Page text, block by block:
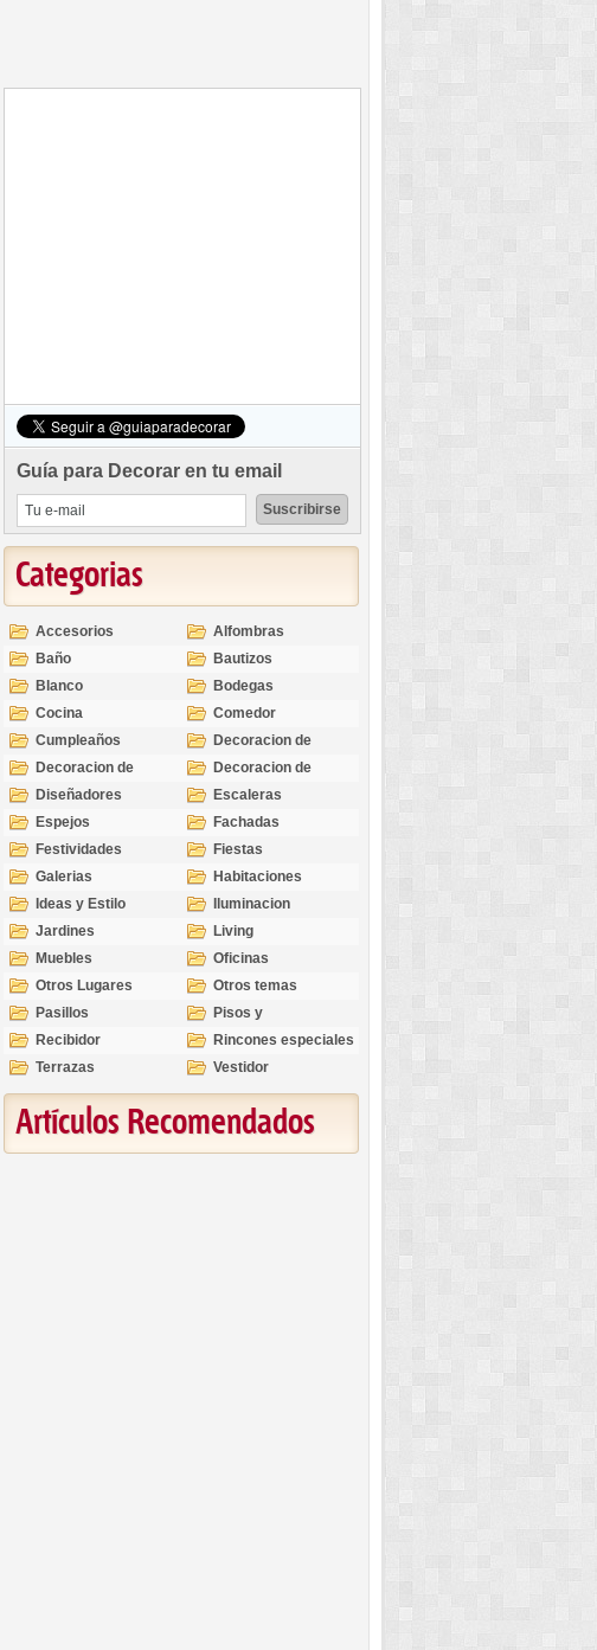
Guía para Decorar en tu email
Categorias
Accesorios
Alfombras
Baño
Bautizos
Blanco
Bodegas
Cocina
Comedor
Cumpleaños
Decoracion de
Exteriores
Decoracion de
Interiores
Decoracion de
Ocasiones
Diseñadores
Escaleras
Espejos
Fachadas
Festividades
Fiestas
Galerias
Habitaciones
Ideas y Estilo
Iluminacion
Jardines
Living
Muebles
Oficinas
Otros Lugares
Otros temas
Pasillos
Pisos y
revestimientos
Recibidor
Rincones especiales
Terrazas
Vestidor
Artículos Recomendados